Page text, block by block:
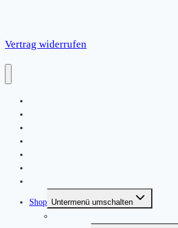
Vertrag widerrufen
Shop Untermenü umschalten